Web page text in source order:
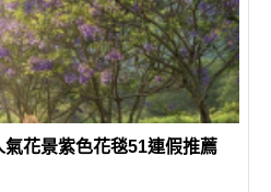
花景紫色花毯51連假推薦